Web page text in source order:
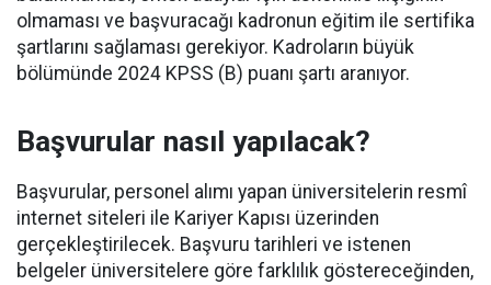
olmaması ve başvuracağı kadronun eğitim ile sertifika
şartlarını sağlaması gerekiyor. Kadroların büyük
bölümünde 2024 KPSS (B) puanı şartı aranıyor.
Başvurular nasıl yapılacak?
Başvurular, personel alımı yapan üniversitelerin resmî
internet siteleri ile Kariyer Kapısı üzerinden
gerçekleştirilecek. Başvuru tarihleri ve istenen
belgeler üniversitelere göre farklılık göstereceğinden,